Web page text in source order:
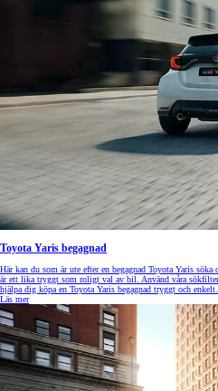
Toyota Yaris begagnad
Här kan du som är ute efter en begagnad Toyota Yaris
är ett lika tryggt som roligt val av bil. Använd våra
hjälpa dig köpa en Toyota Yaris begagnad tryggt och enkelt.
Läs mer